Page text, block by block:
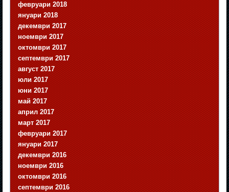
февруари 2018
януари 2018
декември 2017
ноември 2017
октомври 2017
септември 2017
август 2017
юли 2017
юни 2017
май 2017
април 2017
март 2017
февруари 2017
януари 2017
декември 2016
ноември 2016
октомври 2016
септември 2016